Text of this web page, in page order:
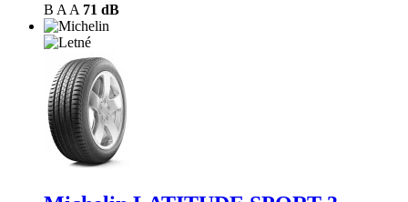
B A A 71 dB